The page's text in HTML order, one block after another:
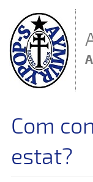
Com
estat?